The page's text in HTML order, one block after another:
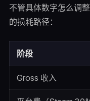
不管具体数字怎么调
的损耗路径：
阶段
Gross 收入